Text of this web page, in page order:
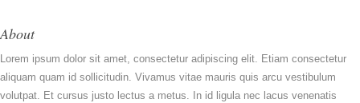
About
Lorem ipsum dolor sit amet, consectetur adipiscing elit. Etiam consectetur
aliquam quam id sollicitudin. Vivamus vitae mauris quis arcu vestibulum
volutpat. Et cursus justo lectus a metus. In id ligula nec lacus venenatis